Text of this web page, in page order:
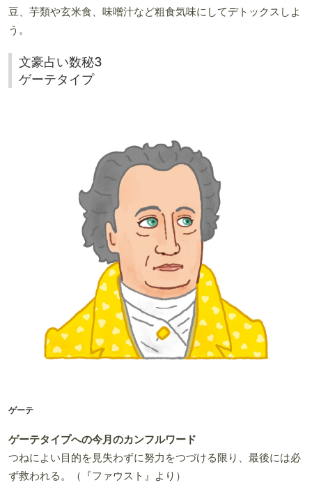
豆、芋類や玄米食、味噌汁など粗食気味にしてデトックスしよ
う。
文豪占い数秘3
ゲーテタイプ
ゲーテ
ゲーテタイプへの今月のカンフルワード
つねによい目的を見失わずに努力をつづける限り、最後には必
ず救われる。（『ファウスト』より）